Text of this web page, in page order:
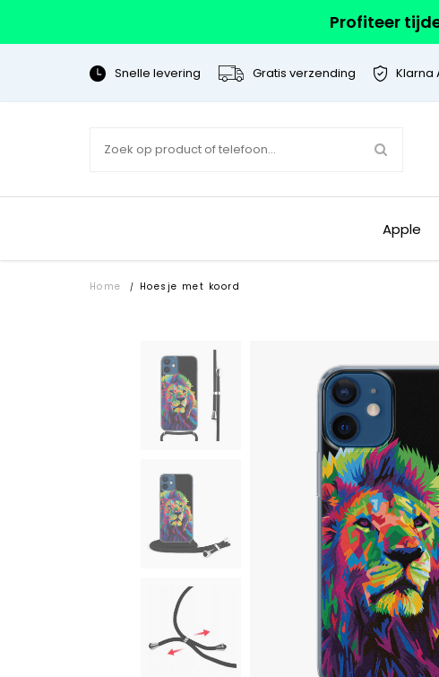
Profiteer
Snelle levering Gratis verzending Klarna
Apple
Home / Hoesje met koord